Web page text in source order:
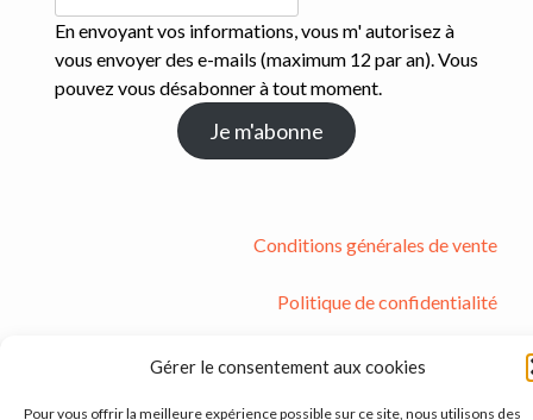
Gérer le consentement aux cookies
Pour vous offrir la meilleure expérience possible sur ce site, nous utilisons des
En envoyant vos informations, vous m' autorisez à
vous envoyer des e-mails (maximum 12 par an). Vous
pouvez vous désabonner à tout moment.
Je m'abonne
Conditions générales de vente
Politique de confidentialité
Mentions légales